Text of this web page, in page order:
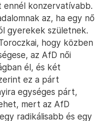
ennél konzervatívabb.
az, ha egy nő
gyerekek születnek.
hogy közben
az AfD női
él, és két
ez a párt
egységes párt,
mert az AfD
radikálisabb és egy